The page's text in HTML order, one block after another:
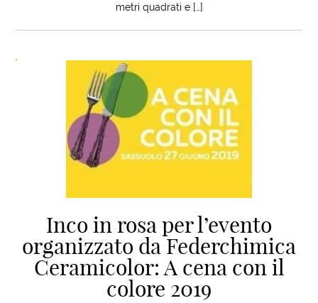
metri quadrati e […]
Inco in rosa per l’evento
organizzato da Federchimica
Ceramicolor: A cena con il
colore 2019